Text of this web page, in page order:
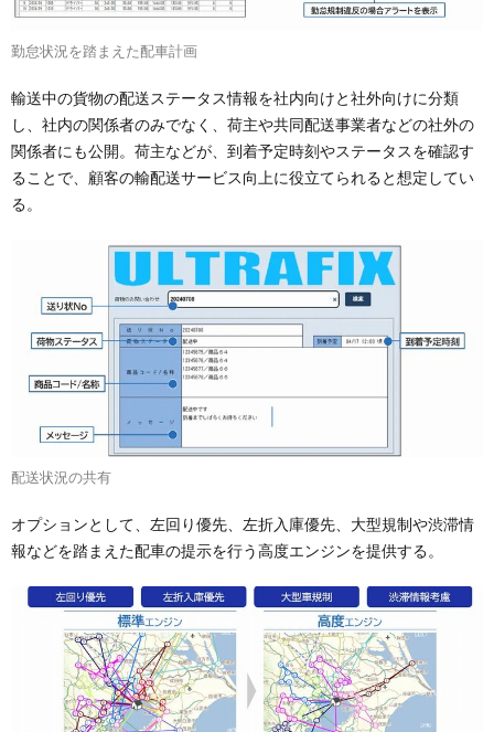
勤怠状況を踏まえた配車計画
輸送中の貨物の配送ステータス情報を社内向けと社外向けに分類
し、社内の関係者のみでなく、荷主や共同配送事業者などの社外の
関係者にも公開。荷主などが、到着予定時刻やステータスを確認す
ることで、顧客の輸配送サービス向上に役立てられると想定してい
る。
配送状況の共有
オプションとして、左回り優先、左折入庫優先、大型規制や渋滞情
報などを踏まえた配車の提示を行う高度エンジンを提供する。